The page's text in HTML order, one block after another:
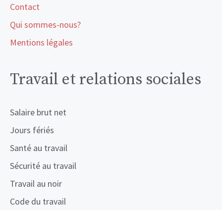
Contact
Qui sommes-nous?
Mentions légales
Travail et relations sociales
Salaire brut net
Jours fériés
Santé au travail
Sécurité au travail
Travail au noir
Code du travail